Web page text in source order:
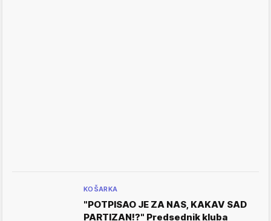
KOŠARKA
"POTPISAO JE ZA NAS, KAKAV SAD
PARTIZAN!?" Predsednik kluba